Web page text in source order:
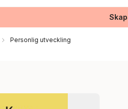
Personlig utveckling